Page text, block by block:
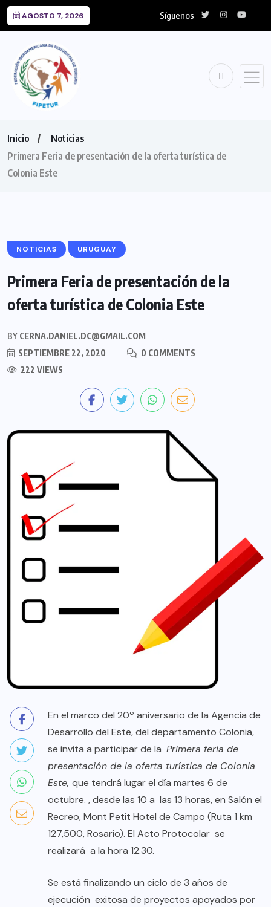
AGOSTO 7, 2026 Síguenos
Inicio
Noticias
Primera Feria de presentación de la oferta turística de
Colonia Este
NOTICIAS URUGUAY
Primera Feria de presentación de la
oferta turística de Colonia Este
BY CERNA.DANIEL.DC@GMAIL.COM
SEPTIEMBRE 22, 2020
0 COMMENTS
222 VIEWS
En el marco del 20º aniversario de la Agencia de
Desarrollo del Este, del departamento Colonia,
se invita a participar de la Primera feria de
presentación de la oferta turística de Colonia
Este, que tendrá lugar el día martes 6 de
octubre. , desde las 10 a las 13 horas, en Salón el
Recreo, Mont Petit Hotel de Campo (Ruta 1 km
127,500, Rosario). El Acto Protocolar se
realizará a la hora 12.30.
Se está finalizando un ciclo de 3 años de
ejecución exitosa de proyectos apoyados por